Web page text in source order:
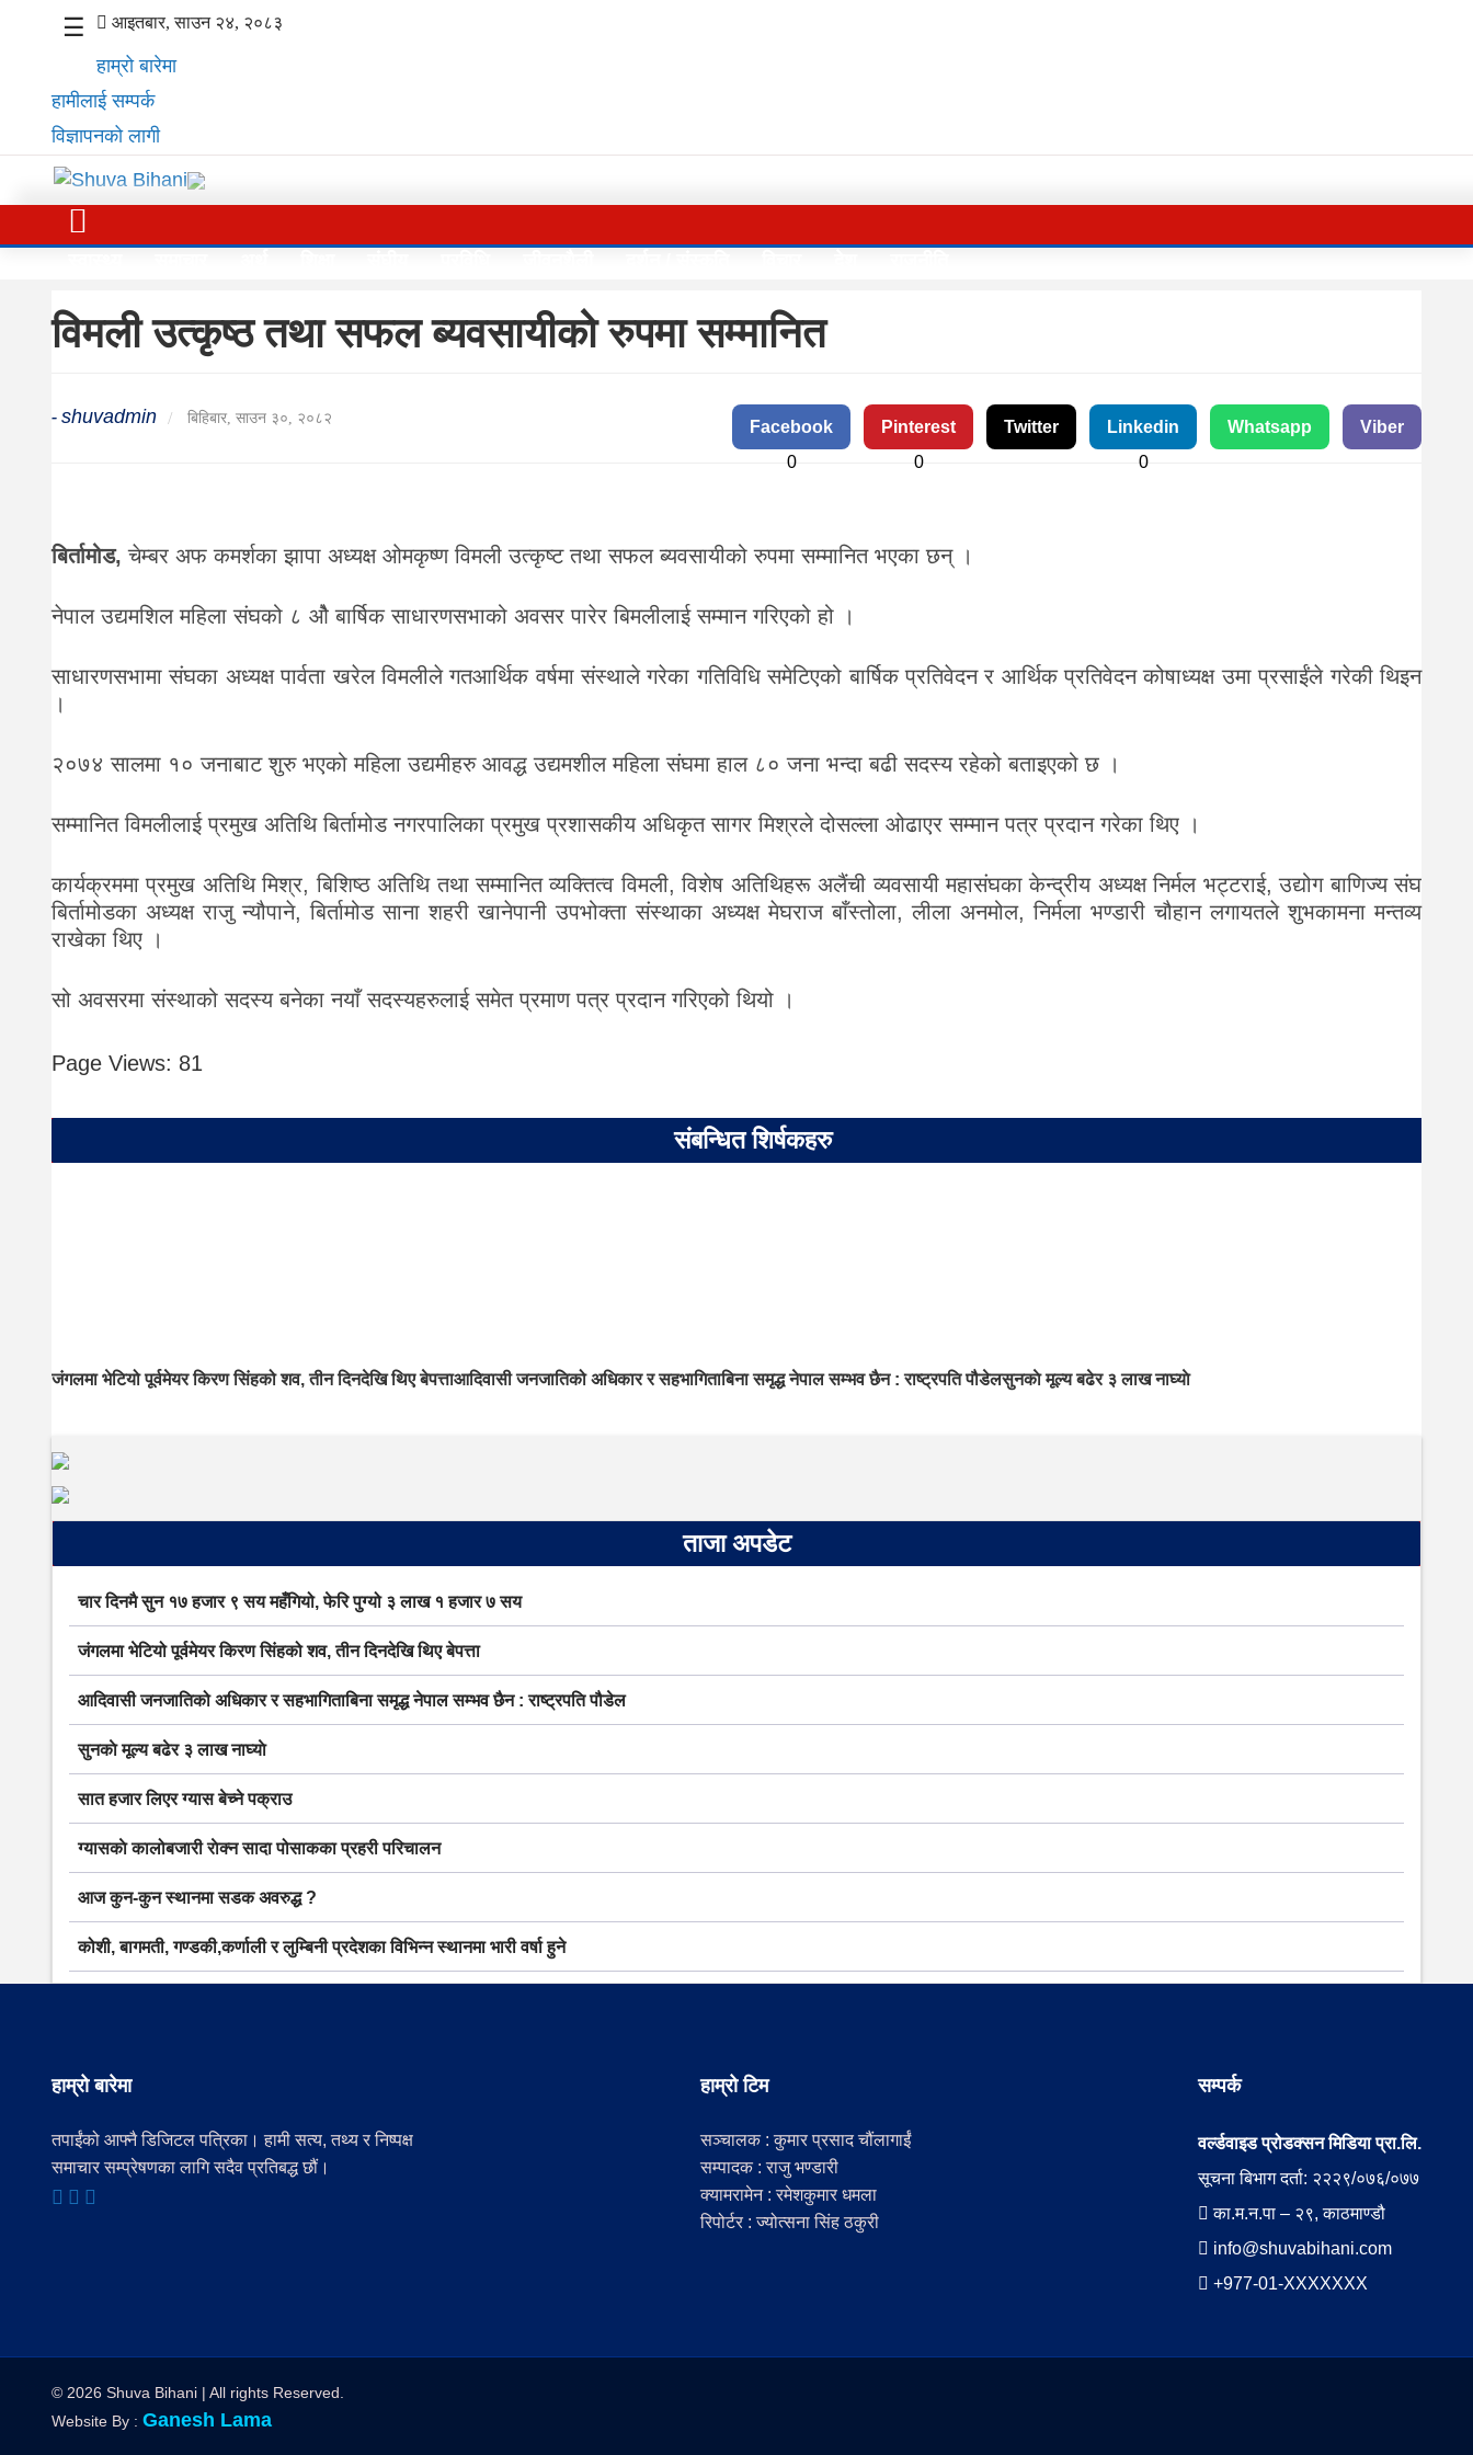
स्वास्थ्य
समाचार
शिक्षा
विचार
देश
राजनीति
☰ आइतबार, साउन २४, २०८३
हाम्रो बारेमा
हामीलाई सम्पर्क
विज्ञापनको लागी
विमली उत्कृष्ठ तथा सफल ब्यवसायीको रुपमा सम्मानित
- shuvadmin / बिहिबार, साउन ३०, २०८२
Facebook
0
Pinterest
0
Twitter
Linkedin
0
Whatsapp Viber
बिर्तामोड, चेम्बर अफ कमर्शका झापा अध्यक्ष ओमकृष्ण विमली उत्कृष्ट तथा सफल ब्यवसायीको रुपमा सम्मानित भएका छन् ।
नेपाल उद्यमशिल महिला संघको ८ ओै बार्षिक साधारणसभाको अवसर पारेर बिमलीलाई सम्मान गरिएको हो ।
साधारणसभामा संघका अध्यक्ष पार्वता खरेल विमलीले गतआर्थिक वर्षमा संस्थाले गरेका गतिविधि समेटिएको बार्षिक प्रतिवेदन र आर्थिक प्रतिवेदन कोषाध्यक्ष उमा प्रसाईंले गरेकी थिइन
।
२०७४ सालमा १० जनाबाट शुरु भएको महिला उद्यमीहरु आवद्ध उद्यमशील महिला संघमा हाल ८० जना भन्दा बढी सदस्य रहेको बताइएको छ ।
सम्मानित विमलीलाई प्रमुख अतिथि बिर्तामोड नगरपालिका प्रमुख प्रशासकीय अधिकृत सागर मिश्रले दोसल्ला ओढाएर सम्मान पत्र प्रदान गरेका थिए ।
कार्यक्रममा प्रमुख अतिथि मिश्र, बिशिष्ठ अतिथि तथा सम्मानित व्यक्तित्व विमली, विशेष अतिथिहरू अलैंची व्यवसायी महासंघका केन्द्रीय अध्यक्ष निर्मल भट्टराई, उद्योग बाणिज्य संघ
बिर्तामोडका अध्यक्ष राजु न्यौपाने, बिर्तामोड साना शहरी खानेपानी उपभोक्ता संस्थाका अध्यक्ष मेघराज बाँस्तोला, लीला अनमोल, निर्मला भण्डारी चौहान लगायतले शुभकामना मन्तव्य
राखेका थिए ।
सो अवसरमा संस्थाको सदस्य बनेका नयाँ सदस्यहरुलाई समेत प्रमाण पत्र प्रदान गरिएको थियो ।
Page Views: 81
संबन्धित शिर्षकहरु
जंगलमा भेटियो पूर्वमेयर किरण सिंहको शव, तीन दिनदेखि थिए बेपत्ताआदिवासी जनजातिको अधिकार र सहभागिताबिना समृद्ध नेपाल सम्भव छैन : राष्ट्रपति पौडेलसुनकाे मूल्य बढेर ३ लाख नाघ्याे
ताजा अपडेट
चार दिनमै सुन १७ हजार ९ सय महँगियो, फेरि पुग्यो ३ लाख १ हजार ७ सय
जंगलमा भेटियो पूर्वमेयर किरण सिंहको शव, तीन दिनदेखि थिए बेपत्ता
आदिवासी जनजातिको अधिकार र सहभागिताबिना समृद्ध नेपाल सम्भव छैन : राष्ट्रपति पौडेल
सुनकाे मूल्य बढेर ३ लाख नाघ्याे
सात हजार लिएर ग्यास बेच्ने पक्राउ
ग्यासकाे कालोबजारी राेक्न सादा पोसाकका प्रहरी परिचालन
आज कुन-कुन स्थानमा सडक अवरुद्ध ?
कोशी, बागमती, गण्डकी,कर्णाली र लुम्बिनी प्रदेशका विभिन्न स्थानमा भारी वर्षा हुने
हाम्रो बारेमा
तपाईंको आफ्नै डिजिटल पत्रिका। हामी सत्य, तथ्य र निष्पक्ष
समाचार सम्प्रेषणका लागि सदैव प्रतिबद्ध छौं।
हाम्रो टिम
सञ्चालक : कुमार प्रसाद चौंलागाईं
सम्पादक : राजु भण्डारी
क्यामरामेन : रमेशकुमार धमला
रिपोर्टर : ज्योत्सना सिंह ठकुरी
सम्पर्क
वर्ल्डवाइड प्रोडक्सन मिडिया प्रा.लि.
सूचना बिभाग दर्ता: २२२९/०७६/०७७
का.म.न.पा – २९, काठमाण्डौ
info@shuvabihani.com
+977-01-XXXXXXX
© 2026 Shuva Bihani | All rights Reserved.
Website By : Ganesh Lama